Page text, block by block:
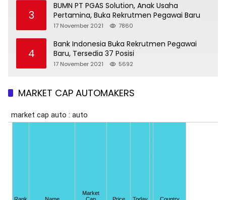
3
BUMN PT PGAS Solution, Anak Usaha
Pertamina, Buka Rekrutmen Pegawai Baru
17 November 2021 7860
4
Bank Indonesia Buka Rekrutmen Pegawai
Baru, Tersedia 37 Posisi
17 November 2021 5692
MARKET CAP AUTOMAKERS